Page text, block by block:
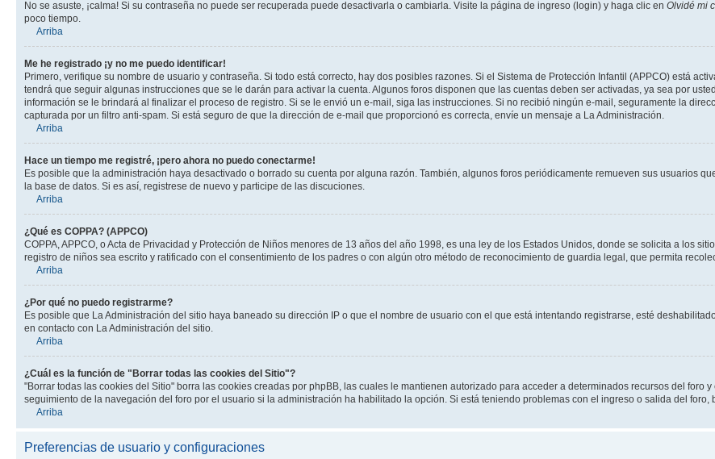
No se asuste, ¡calma! Si su contraseña no puede ser recuperada puede desactivarla o cambiarla. Visite la página de ingreso (login) y haga clic en Olvidé mi
poco tiempo.
Arriba
Me he registrado ¡y no me puedo identificar!
Primero, verifique su nombre de usuario y contraseña. Si todo está correcto, hay dos posibles razones. Si el Sistema de Protección Infantil (APPCO) está
tendrá que seguir algunas instrucciones que se le darán para activar la cuenta. Algunos foros disponen que las cuentas deben ser activadas, ya sea por
información se le brindará al finalizar el proceso de registro. Si se le envió un e-mail, siga las instrucciones. Si no recibió ningún e-mail, seguramente la
capturada por un filtro anti-spam. Si está seguro de que la dirección de e-mail que proporcionó es correcta, envíe un mensaje a La Administración.
Arriba
Hace un tiempo me registré, ¡pero ahora no puedo conectarme!
Es posible que la administración haya desactivado o borrado su cuenta por alguna razón. También, algunos foros periódicamente remueven sus usuarios
la base de datos. Si es así, registrese de nuevo y participe de las discuciones.
Arriba
¿Qué es COPPA? (APPCO)
COPPA, APPCO, o Acta de Privacidad y Protección de Niños menores de 13 años del año 1998, es una ley de los Estados Unidos, donde se solicita a los
registro de niños sea escrito y ratificado con el consentimiento de los padres o con algún otro método de reconocimiento de guardia legal, que permita
Arriba
¿Por qué no puedo registrarme?
Es posible que La Administración del sitio haya baneado su dirección IP o que el nombre de usuario con el que está intentando registrarse, esté
en contacto con La Administración del sitio.
Arriba
¿Cuál es la función de "Borrar todas las cookies del Sitio"?
"Borrar todas las cookies del Sitio" borra las cookies creadas por phpBB, las cuales le mantienen autorizado para acceder a determinados recursos del foro
seguimiento de la navegación del foro por el usuario si la administración ha habilitado la opción. Si está teniendo problemas con el ingreso o salida del foro,
Arriba
Preferencias de usuario y configuraciones